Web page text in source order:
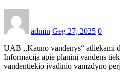
admin Geg 27, 2025 0
UAB ,,Kauno vandenys“ atliekami
Informacija apie planinį vandens
vandentiekio įvadinio vamzdyno